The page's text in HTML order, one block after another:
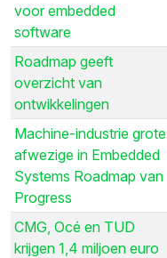
voor embedded
software
Roadmap geeft
overzicht van
ontwikkelingen
Machine-industrie grote
afwezige in Embedded
Systems Roadmap van
Progress
CMG, Océ en TUD
krijgen 1,4 miljoen euro